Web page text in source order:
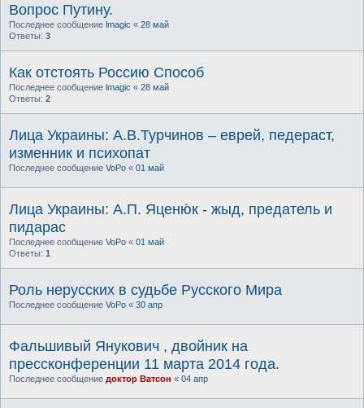
Вопрос Путину.
Последнее сообщение lmagic « 28 май
Ответы: 3
Как отстоять Россию Способ
Последнее сообщение lmagic « 28 май
Ответы: 2
Лица Украины: А.В.Турчинов – еврей, педераст,
изменник и психопат
Последнее сообщение VoPo « 01 май
Лица Украины: А.П. Яценю́к - жыд, предатель и
пидарас
Последнее сообщение VoPo « 01 май
Ответы: 1
Роль нерусских в судьбе Русского Мира
Последнее сообщение VoPo « 30 апр
Фальшивый Янукович , двойник на
прессконференции 11 марта 2014 года.
Последнее сообщение доктор Ватсон « 04 апр